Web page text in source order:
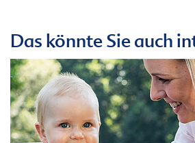
Das könnte Sie auch